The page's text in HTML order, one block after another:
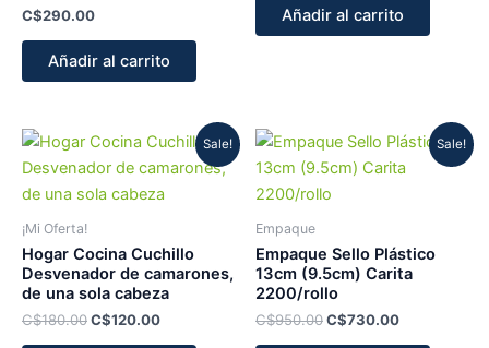
C$290.00
Añadir al carrito
Añadir al carrito
Sale!
¡Mi Oferta!
Hogar Cocina Cuchillo
Desvenador de camarones,
de una sola cabeza
C$180.00
Original
was:
C$180.00.
C$120.00
Current
is:
C$120.00.
Sale!
Empaque
Empaque Sello Plástico
13cm (9.5cm) Carita
2200/rollo
C$950.00
Original
was:
C$950.00.
C$730.00
Current
price
is: